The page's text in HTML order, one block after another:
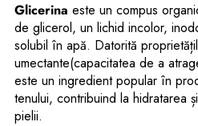
Glicerina este un compus
de glicerol, un lichid incolor,
solubil în apă. Datorită
umectante(capacitatea de a
este un ingredient popular în
tenului, contribuind la hidratarea
pielii.